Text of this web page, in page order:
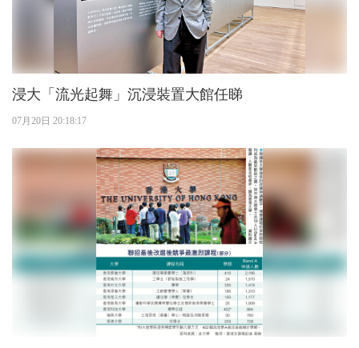
浸大「流光起舞」沉浸裝置大館任睇
07月20日 20:18:17